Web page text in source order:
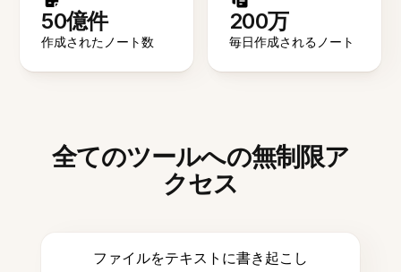
50億件
作成されたノート数
200万
毎日作成されるノート
全てのツールへの無制限ア
クセス
ファイルをテキストに書き起こし